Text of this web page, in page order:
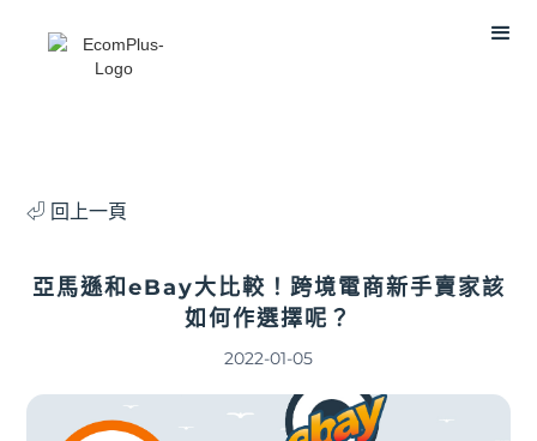
⏎ 回上一頁
亞馬遜和eBay大比較！跨境電商新手賣家該
如何作選擇呢？
2022-01-05